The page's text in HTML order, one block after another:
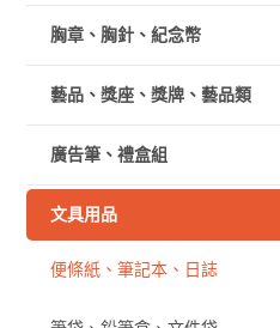
胸章、胸針、紀念幣
藝品、獎座、獎牌、藝品類
廣告筆、禮盒組
文具用品
便條紙、筆記本、日誌